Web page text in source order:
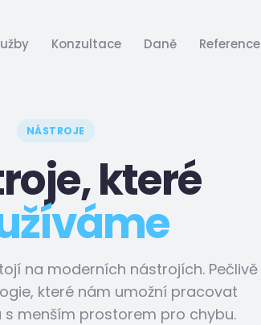
Konzultace Daně Reference
NÁSTROJE
které
na moderních nástrojích. Pečlivě
které nám umožní pracovat
s menším prostorem pro chybu.